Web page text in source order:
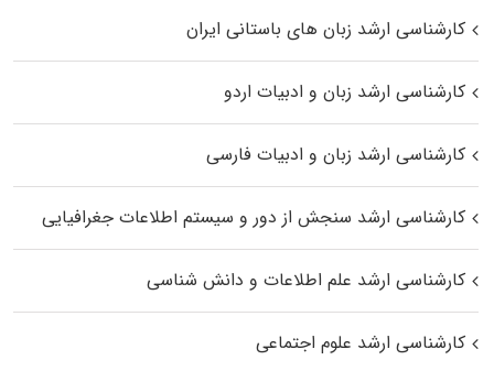
کارشناسی ارشد زبان‌ های باستانی ایران
کارشناسی ارشد زبان و ادبیات اردو
کارشناسی ارشد زبان و ادبیات فارسی
کارشناسی ارشد سنجش از دور و سیستم اطلاعات جغرافیایی
کارشناسی ارشد علم اطلاعات و دانش شناسی
کارشناسی ارشد علوم اجتماعی